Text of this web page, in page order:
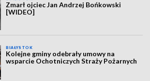
Zmarł ojciec Jan Andrzej Bońkowski
[WIDEO]
BIAŁYSTOK
Kolejne gminy odebrały umowy na
wsparcie Ochotniczych Straży Pożarnych